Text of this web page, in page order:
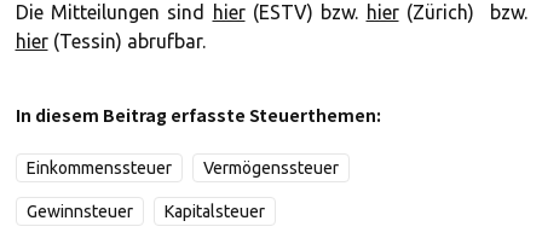
Die Mitteilungen sind
hier(ESTV) bzw. hier(Zürich) bzw.
hier(Tessin) abrufbar.
In diesem Beitrag erfasste Steuerthemen:
Einkommenssteuer Vermögenssteuer
Gewinnsteuer Kapitalsteuer